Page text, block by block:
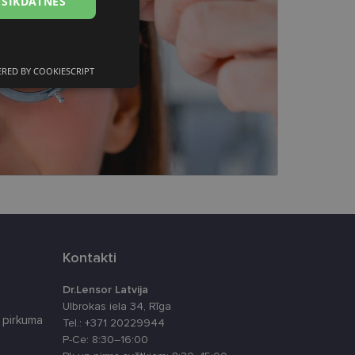
Kontakti
Dr.Lensor Latvija
Ulbrokas iela 34, Rīga
Tel.: +371 20229944
P-Ce: 8:30–16:00
Neklasificētās
attiecībā uz
BY COOKIESCRIPT